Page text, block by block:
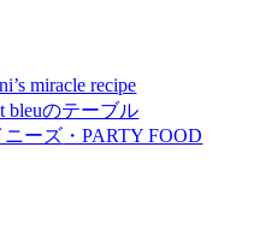
miracle recipe
bleuのテーブル
ニーズ ・PARTY FOOD